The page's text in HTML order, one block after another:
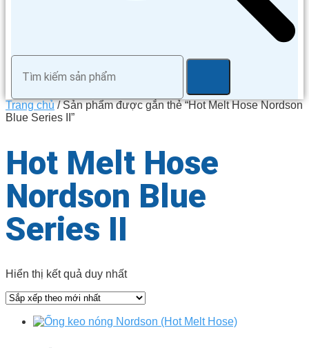
Trang chủ/ Sản phẩm được gắn thẻ “Hot Melt Hose Nordson
Blue Series II”
Hot Melt Hose
Nordson Blue
Series II
Hiển thị kết quả duy nhất